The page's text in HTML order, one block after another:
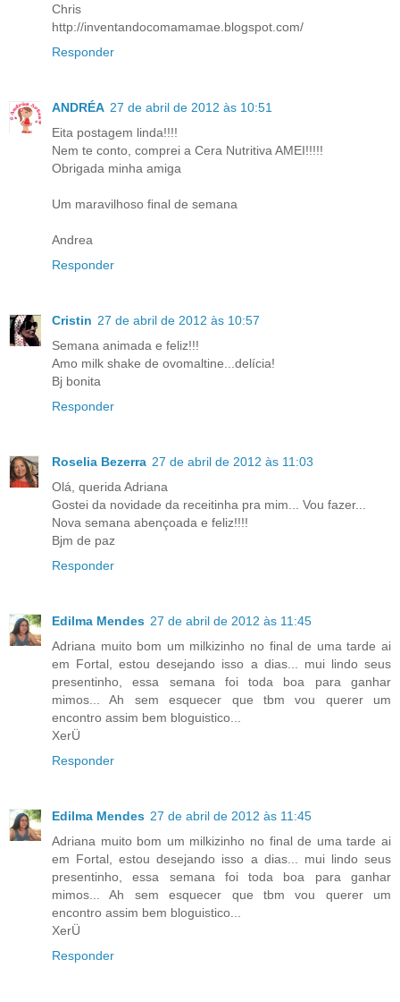
Chris
http://inventandocomamamae.blogspot.com/
Responder
ANDRÉA 27 de abril de 2012 às 10:51
Eita postagem linda!!!!
Nem te conto, comprei a Cera Nutritiva AMEI!!!!!
Obrigada minha amiga
Um maravilhoso final de semana
Andrea
Responder
Cristin 27 de abril de 2012 às 10:57
Semana animada e feliz!!!
Amo milk shake de ovomaltine...delícia!
Bj bonita
Responder
Roselia Bezerra 27 de abril de 2012 às 11:03
Olá, querida Adriana
Gostei da novidade da receitinha pra mim... Vou fazer...
Nova semana abençoada e feliz!!!!
Bjm de paz
Responder
Edilma Mendes 27 de abril de 2012 às 11:45
Adriana muito bom um milkizinho no final de uma tarde ai
em Fortal, estou desejando isso a dias... mui lindo seus
presentinho, essa semana foi toda boa para ganhar
mimos... Ah sem esquecer que tbm vou querer um
encontro assim bem bloguistico...
XerÜ
Responder
Edilma Mendes 27 de abril de 2012 às 11:45
Adriana muito bom um milkizinho no final de uma tarde ai
em Fortal, estou desejando isso a dias... mui lindo seus
presentinho, essa semana foi toda boa para ganhar
mimos... Ah sem esquecer que tbm vou querer um
encontro assim bem bloguistico...
XerÜ
Responder